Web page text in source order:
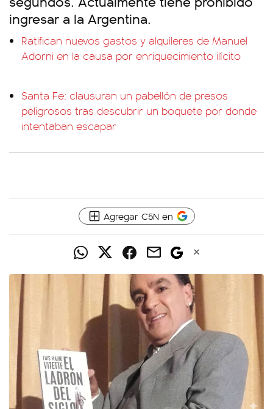
ingresar a la Argentina.
Ratifican nuevos gastos y alquileres de Manuel
Adorni en la causa por enriquecimiento ilícito
Santa Fe: clausuran un pabellón de presos
peligrosos tras descubrir un boquete por donde
intentaban escapar
Agregar C5N en